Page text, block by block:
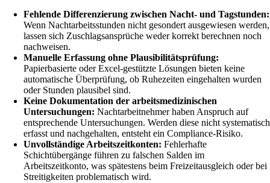
Fehlende Differenzierung zwischen Nacht- und Tagstunden:
Wenn Nachtarbeitsstunden nicht gesondert ausgewiesen werden,
lassen sich Zuschlagsansprüche weder korrekt berechnen noch
nachweisen.
Manuelle Erfassung ohne Plausibilitätsprüfung:
Papierbasierte oder Excel-gestützte Lösungen bieten keine
automatische Überprüfung, ob Ruhezeiten eingehalten wurden
oder Stunden plausibel sind.
Keine Dokumentation der arbeitsmedizinischen
Untersuchungen: Nachtarbeitnehmer haben Anspruch auf
entsprechende Untersuchungen. Werden diese nicht systematisch
erfasst und nachgehalten, entsteht ein Compliance-Risiko.
Unvollständige Arbeitszeitkonten: Fehlerhafte
Schichtübergänge führen zu falschen Salden im
Arbeitszeitkonto, was spätestens beim Freizeitausgleich oder bei
Streitigkeiten problematisch wird.